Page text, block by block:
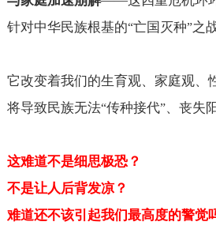
针对中华民族根基的“亡国灭种”之
它改变着我们的生育观、家庭观、
将导致民族无法“传种接代”、丧失
这难道不是细思极恐？
不是让人后背发凉？
难道还不该引起我们最高度的警觉